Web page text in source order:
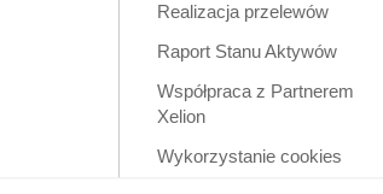
Realizacja przelewów
Raport Stanu Aktywów
Współpraca z Partnerem
Xelion
Wykorzystanie cookies